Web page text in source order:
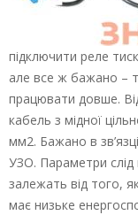
підключити реле
але все ж бажано –
працювати довше.
кабель з мідної
мм2. Бажано в
УЗО. Параметри слід
залежать від того,
має низьке